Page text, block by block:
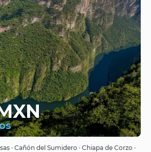
Ver
· Cañón del Sumidero · Chiapa de Corzo ·